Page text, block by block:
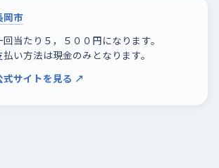
岡市
回当たり５，５００円になります。
払い方法は現金のみとなります。
式サイトを見る ↗